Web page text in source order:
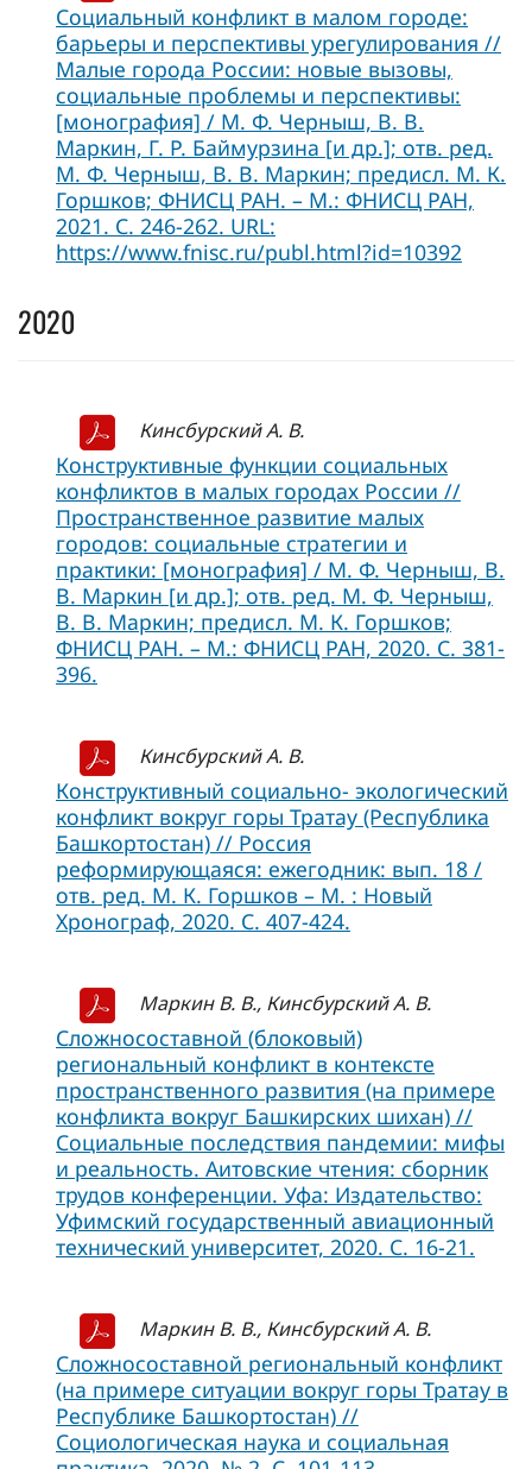
Социальный конфликт в малом городе:
барьеры и перспективы урегулирования //
Малые города России: новые вызовы,
социальные проблемы и перспективы:
[монография] / М. Ф. Черныш, В. В.
Маркин, Г. Р. Баймурзина [и др.]; отв. ред.
М. Ф. Черныш, В. В. Маркин; предисл. М. К.
Горшков; ФНИСЦ РАН. – М.: ФНИСЦ РАН,
2021. С. 246-262. URL:
https://www.fnisc.ru/publ.html?id=10392
2020
Кинсбурский А. В.
Конструктивные функции социальных
конфликтов в малых городах России //
Пространственное развитие малых
городов: социальные стратегии и
практики: [монография] / М. Ф. Черныш, В.
В. Маркин [и др.]; отв. ред. М. Ф. Черныш,
В. В. Маркин; предисл. М. К. Горшков;
ФНИСЦ РАН. – М.: ФНИСЦ РАН, 2020. С. 381-
396.
Кинсбурский А. В.
Конструктивный социально- экологический
конфликт вокруг горы Тратау (Республика
Башкортостан) // Россия
реформирующаяся: ежегодник: вып. 18 /
отв. ред. М. К. Горшков – М. : Новый
Хронограф, 2020. С. 407-424.
Маркин В. В., Кинсбурский А. В.
Сложносоставной (блоковый)
региональный конфликт в контексте
пространственного развития (на примере
конфликта вокруг Башкирских шихан) //
Социальные последствия пандемии: мифы
и реальность. Аитовские чтения: сборник
трудов конференции. Уфа: Издательство:
Уфимский государственный авиационный
технический университет, 2020. С. 16-21.
Маркин В. В., Кинсбурский А. В.
Сложносоставной региональный конфликт
(на примере ситуации вокруг горы Тратау в
Республике Башкортостан) //
Социологическая наука и социальная